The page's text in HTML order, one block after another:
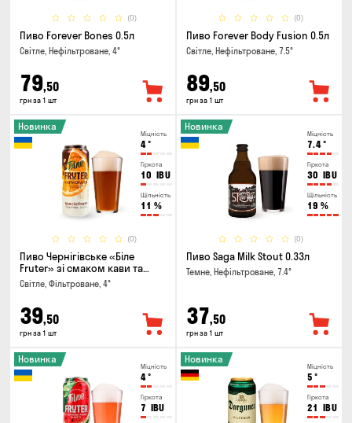
(0)
Пиво Forever Bones 0.5л
Світле, Нефільтроване, 4°
79,50
грн за 1 шт
(0)
Пиво Forever Body Fusion 0.5л
Світле, Нефільтроване, 7.5°
89,50
грн за 1 шт
Міцність
4°
Гіркота
10 IBU
Щільність
11 %
(0)
Новинка
Пиво Чернігівське «Біле
Fruter» зі смаком кави та
апельсину 0.5л
Світле, Фільтроване, 4°
39,50
грн за 1 шт
Міцність
7.4°
Гіркота
30 IBU
Щільність
19 %
(0)
Новинка
Пиво Saga Milk Stout 0.33л
Темне, Нефільтроване, 7.4°
37,50
грн за 1 шт
Міцність
4°
Гіркота
7 IBU
Новинка
Міцність
5 °
Гіркота
21 IBU
Новинка